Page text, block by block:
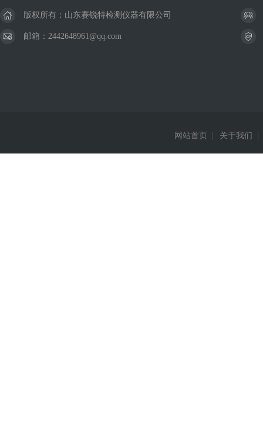
版权所有：山东赛锐特检测仪器有限公司
邮箱：2442648961@qq.com
网站首页 关于我们